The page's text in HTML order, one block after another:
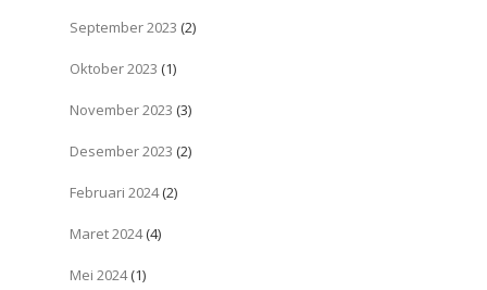
September 2023 (2)
Oktober 2023 (1)
November 2023 (3)
Desember 2023 (2)
Februari 2024(2)
Maret 2024(4)
Mei 2024(1)